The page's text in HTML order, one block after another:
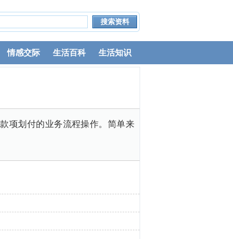
情感交际 生活百科 生活知识
项划付的业务流程操作。简单来